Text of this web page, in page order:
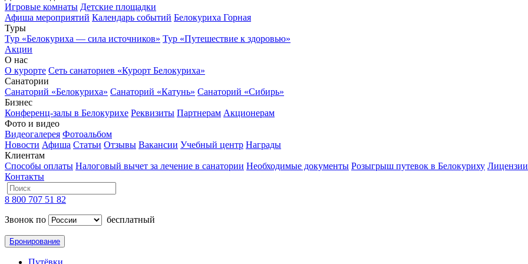
Игровые комнаты Детские площадки
Афиша мероприятий Календарь событий Белокуриха Горная
Туры
Тур «Белокуриха — сила источников» Тур «Путешествие к здоровью»
Акции
О нас
О курорте Сеть санаториев «Курорт Белокуриха»
Санатории
Санаторий «Белокуриха» Санаторий «Катунь» Санаторий «Сибирь»
Бизнес
Конференц-залы в Белокурихе Реквизиты Партнерам Акционерам
Фото и видео
Видеогалерея Фотоальбом
Новости Афиша Статьи Отзывы Вакансии Учебный центр Награды
Клиентам
Способы оплаты Налоговый вычет за лечение в санатории Необходимые документы Розыгрыш путевок в Белокуриху
Контакты
8 800 707 51 82
Звонок по
бесплатный
Бронирование
Путёвки